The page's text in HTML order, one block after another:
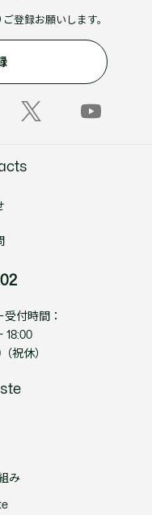
登録お願いします。
付時間：
18:00
祝休）
み